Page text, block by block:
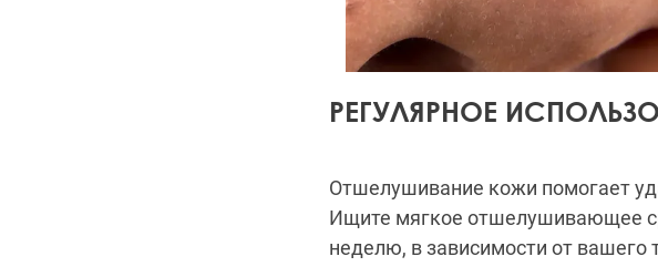
РЕГУЛЯРНОЕ
Отшелушивание кожи помогает
Ищите мягкое отшелушивающее
неделю, в зависимости от вашего